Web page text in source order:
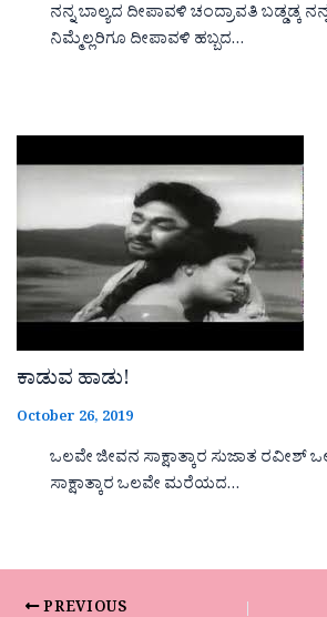
ನನ್ನ ಬಾಲ್ಯದ ದೀಪಾವಳಿ ಚಂದ್ರಾವತಿ ಬಡ್ಡಡ್ಕ
ನಿಮ್ಮೆಲ್ಲರಿಗೂ ದೀಪಾವಳಿ ಹಬ್ಬದ…
ಕಾಡುವ ಹಾಡು!
October 26, 2019
ಒಲವೇ ಜೀವನ ಸಾಕ್ಷಾತ್ಕಾರ ಸುಜಾತ ರವೀಶ್
ಸಾಕ್ಷಾತ್ಕಾರ ಒಲವೇ ಮರೆಯದ…
PREVIOUS